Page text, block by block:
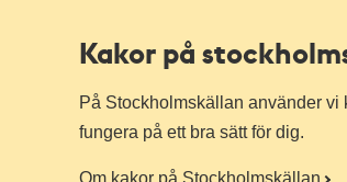
Kakor på
På Stockholmskällan använder vi
fungera på ett bra sätt för dig.
Om kakor på Stockholmskällan